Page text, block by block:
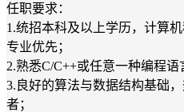
任职要求：
1.统招本科及以上学历，计算
专业优先；
2.熟悉C/C++或任意一种编程语
3.良好的算法与数据结构基础
者；